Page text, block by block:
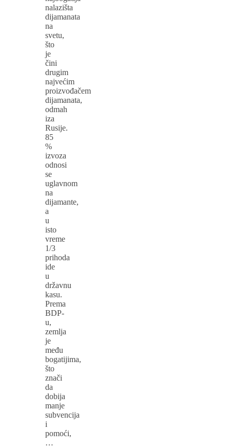
nalazišta
dijamanata
na
svetu,
što
je
čini
drugim
najvećim
proizvođačem
dijamanata,
odmah
iza
Rusije.
85
%
izvoza
odnosi
se
uglavnom
na
dijamante,
a
u
isto
vreme
1/3
prihoda
ide
u
državnu
kasu.
Prema
BDP-
u,
zemlja
je
među
bogatijima,
što
znači
da
dobija
manje
subvencija
i
pomoći,
…